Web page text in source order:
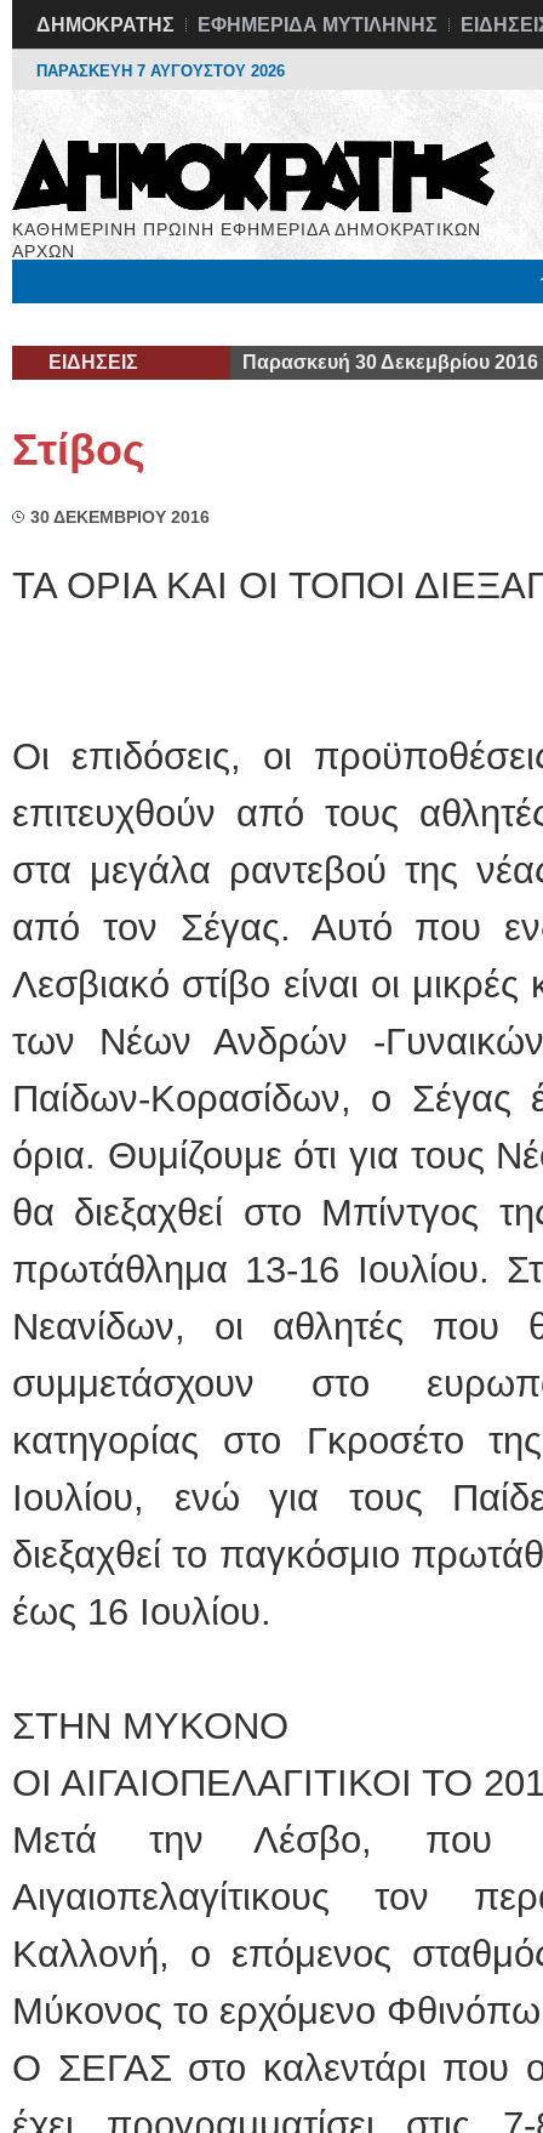
ΔΗΜΟΚΡΑΤΗΣ ΕΦΗΜΕΡΙΔΑ ΜΥΤΙΛΗΝΗΣ
ΠΑΡΑΣΚΕΥΗ 7 ΑΥΓΟΥΣΤΟΥ 2026
ΚΑΘΗΜΕΡΙΝΗ ΠΡΩΙΝΗ ΕΦΗΜΕΡΙΔΑ ΔΗΜΟΚΡΑΤΙΚΩΝ
ΑΡΧΩΝ
ΕΙΔΗΣΕΙΣ Παρασκευή 30 Δεκεμβρίου 2016
Στίβος
30 ΔΕΚΕΜΒΡΙΟΥ 2016
ΤΑ ΟΡΙΑ ΚΑΙ ΟΙ ΤΟΠΟΙ
Οι επιδόσεις, οι
επιτευχθούν από τους
στα μεγάλα ραντεβού της
από τον Σέγας. Αυτό που
Λεσβιακό στίβο είναι οι
των Νέων Ανδρών -
Παίδων-Κορασίδων, ο Σέγας
όρια. Θυμίζουμε ότι για τους
θα διεξαχθεί στο Μπίντγος
πρωτάθλημα 13-16 Ιουλίου.
Νεανίδων, οι αθλητές που
συμμετάσχουν στο
κατηγορίας στο Γκροσέτο
Ιουλίου, ενώ για τους
διεξαχθεί το παγκόσμιο
έως 16 Ιουλίου.
ΣΤΗΝ ΜΥΚΟΝΟ
ΟΙ ΑΙΓΑΙΟΠΕΛΑΓΙΤΙΚΟΙ ΤΟ
Μετά την Λέσβο, που
Αιγαιοπελαγίτικους τον
Καλλονή, ο επόμενος
Μύκονος το ερχόμενο
Ο ΣΕΓΑΣ στο καλεντάρι που